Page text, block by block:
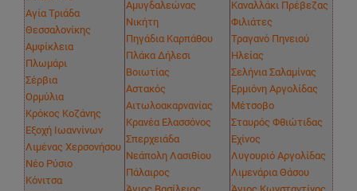
Αγία Τριάδα
Θεσσαλονίκης
Αμφίκλεια
Πλωμάρι
Σέρβια
Ορμύλια
Κρόκος Κοζάνης
Εξοχή Ιωαννίνων
Λιμένας Χερσονήσου
Νέο Ρύσιο
Κόνιτσα
Αμυγδαλεώνας
Νικήτη
Πηγάδια Καρπάθου
Πλάκα Δήλεσι
Βοιωτίας
Αστακός
Αιτωλοακαρνανίας
Κρανέα Ελασσόνος
Σπερχειάδα
Νεάπολη Λασιθίου
Πάλαιρος
Καναλλάκι Πρέβεζας
Φιλιάτες
Τραγανό Πηνειού
Ηλείας
Σελήνια Σαλαμίνας
Ερμιόνη Αργολίδας
Μέτσοβο
Σταυρός Φθιώτιδας
Εχίνος
Λυγουριό Αργολίδας
Λιμενάρια Θάσου